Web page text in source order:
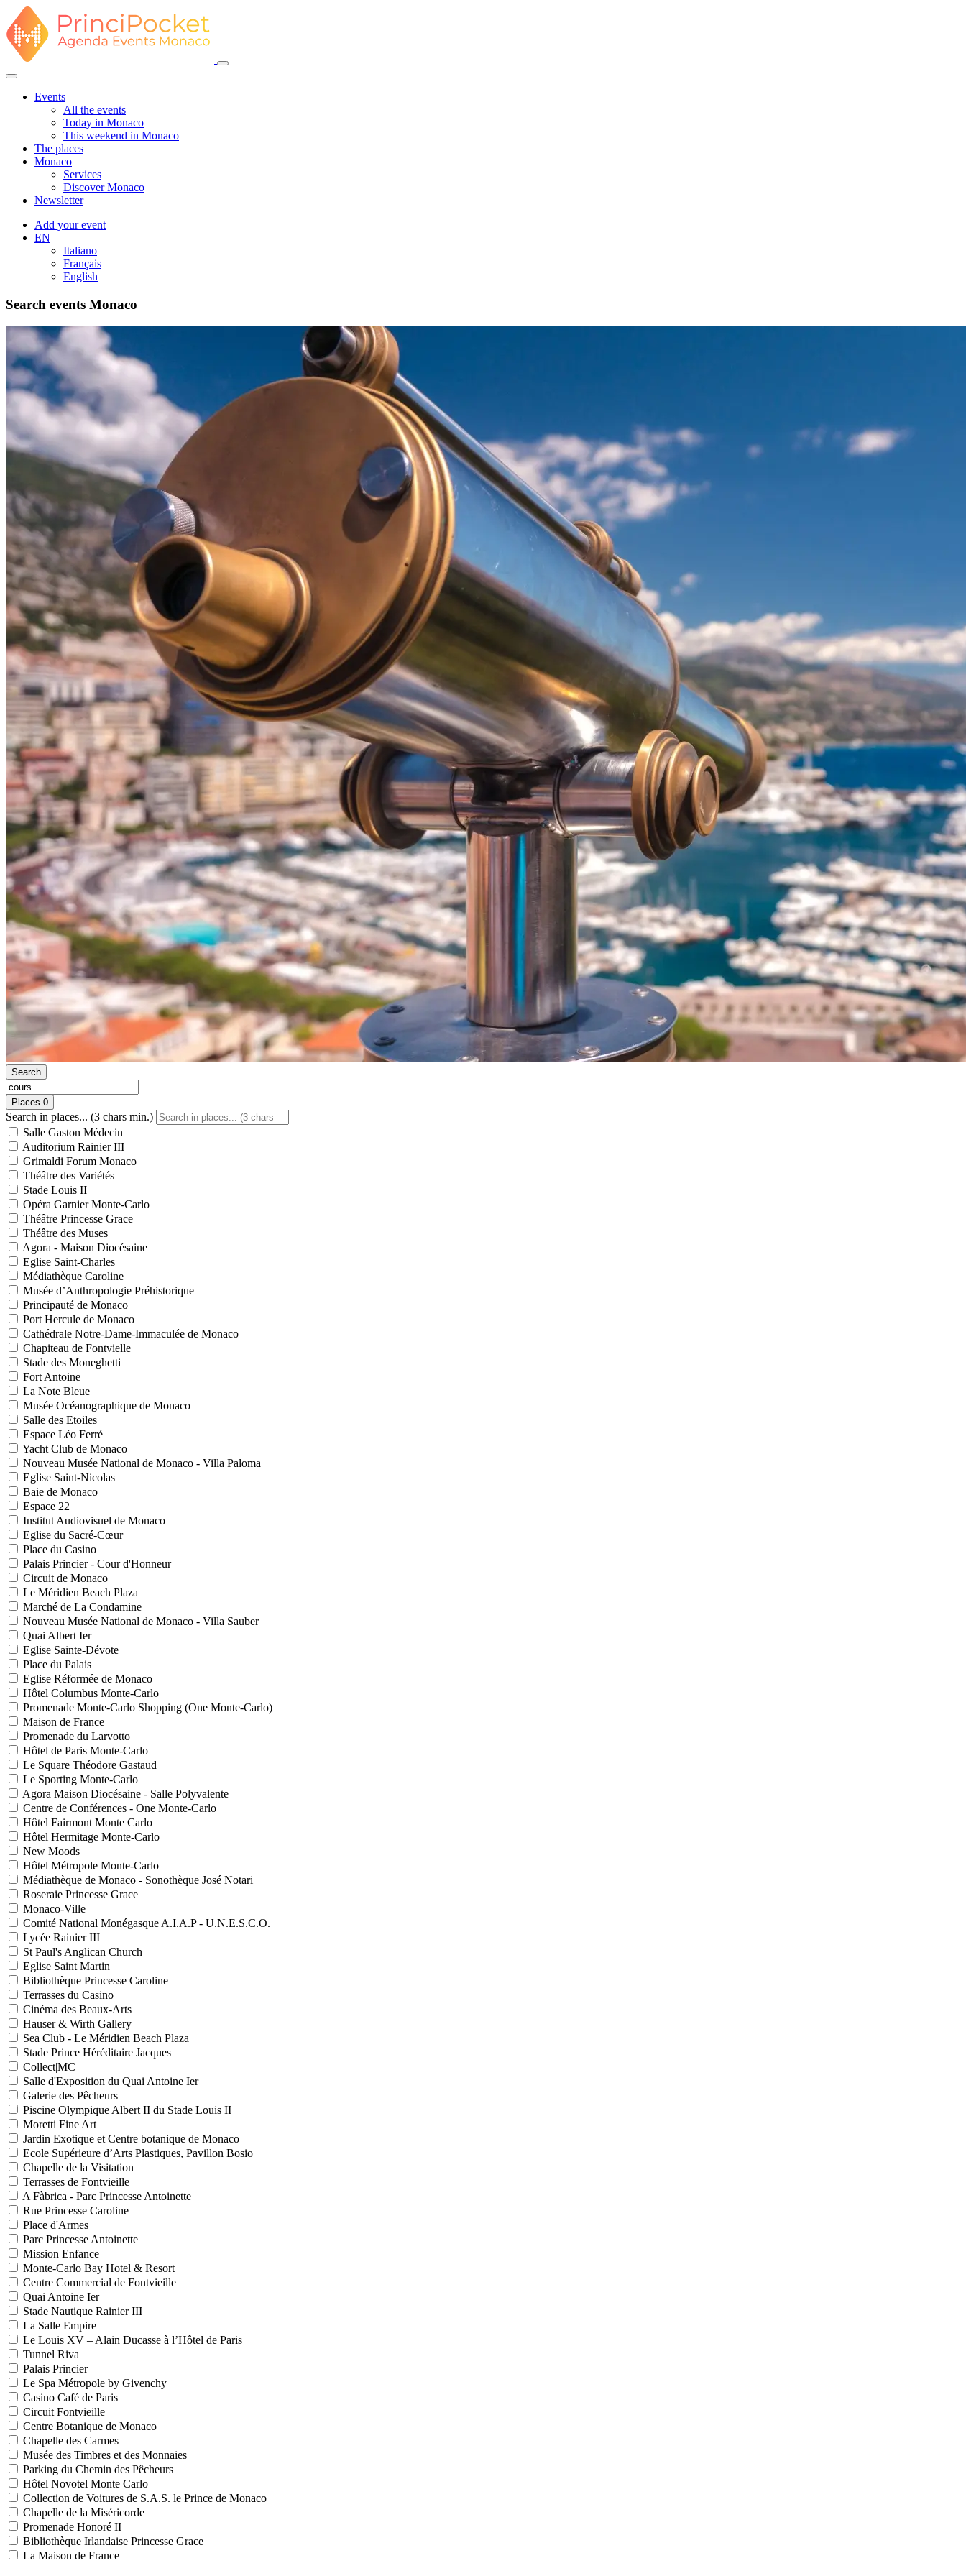
Events
All the events
Today in Monaco
This weekend in Monaco
The places
Monaco
Services
Discover Monaco
Newsletter
Add your event
EN
Italiano
Français
English
Search events Monaco
Search
Places 0
Search in places... (3 chars min.)
Salle Gaston Médecin
Auditorium Rainier III
Grimaldi Forum Monaco
Théâtre des Variétés
Stade Louis II
Opéra Garnier Monte-Carlo
Théâtre Princesse Grace
Théâtre des Muses
Agora - Maison Diocésaine
Eglise Saint-Charles
Médiathèque Caroline
Musée d’Anthropologie Préhistorique
Principauté de Monaco
Port Hercule de Monaco
Cathédrale Notre-Dame-Immaculée de Monaco
Chapiteau de Fontvielle
Stade des Moneghetti
Fort Antoine
La Note Bleue
Musée Océanographique de Monaco
Salle des Etoiles
Espace Léo Ferré
Yacht Club de Monaco
Nouveau Musée National de Monaco - Villa Paloma
Eglise Saint-Nicolas
Baie de Monaco
Espace 22
Institut Audiovisuel de Monaco
Eglise du Sacré-Cœur
Place du Casino
Palais Princier - Cour d'Honneur
Circuit de Monaco
Le Méridien Beach Plaza
Marché de La Condamine
Nouveau Musée National de Monaco - Villa Sauber
Quai Albert Ier
Eglise Sainte-Dévote
Place du Palais
Eglise Réformée de Monaco
Hôtel Columbus Monte-Carlo
Promenade Monte-Carlo Shopping (One Monte-Carlo)
Maison de France
Promenade du Larvotto
Hôtel de Paris Monte-Carlo
Le Square Théodore Gastaud
Le Sporting Monte-Carlo
Agora Maison Diocésaine - Salle Polyvalente
Centre de Conférences - One Monte-Carlo
Hôtel Fairmont Monte Carlo
Hôtel Hermitage Monte-Carlo
New Moods
Hôtel Métropole Monte-Carlo
Médiathèque de Monaco - Sonothèque José Notari
Roseraie Princesse Grace
Monaco-Ville
Comité National Monégasque A.I.A.P - U.N.E.S.C.O.
Lycée Rainier III
St Paul's Anglican Church
Eglise Saint Martin
Bibliothèque Princesse Caroline
Terrasses du Casino
Cinéma des Beaux-Arts
Hauser & Wirth Gallery
Sea Club - Le Méridien Beach Plaza
Stade Prince Héréditaire Jacques
Collect|MC
Salle d'Exposition du Quai Antoine Ier
Galerie des Pêcheurs
Piscine Olympique Albert II du Stade Louis II
Moretti Fine Art
Jardin Exotique et Centre botanique de Monaco
Ecole Supérieure d’Arts Plastiques, Pavillon Bosio
Chapelle de la Visitation
Terrasses de Fontvieille
A Fàbrica - Parc Princesse Antoinette
Rue Princesse Caroline
Place d'Armes
Parc Princesse Antoinette
Mission Enfance
Monte-Carlo Bay Hotel & Resort
Centre Commercial de Fontvieille
Quai Antoine Ier
Stade Nautique Rainier III
La Salle Empire
Le Louis XV – Alain Ducasse à l’Hôtel de Paris
Tunnel Riva
Palais Princier
Le Spa Métropole by Givenchy
Casino Café de Paris
Circuit Fontvieille
Centre Botanique de Monaco
Chapelle des Carmes
Musée des Timbres et des Monnaies
Parking du Chemin des Pêcheurs
Hôtel Novotel Monte Carlo
Collection de Voitures de S.A.S. le Prince de Monaco
Chapelle de la Miséricorde
Promenade Honoré II
Bibliothèque Irlandaise Princesse Grace
La Maison de France